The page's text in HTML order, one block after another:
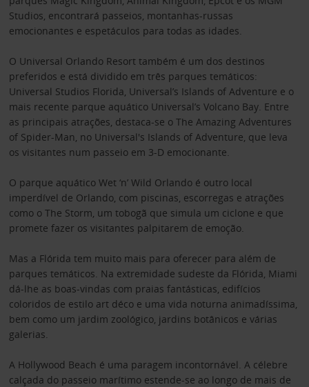
Studios, encontrará passeios, montanhas-russas
emocionantes e espetáculos para todas as idades.
O Universal Orlando Resort também é um dos destinos
preferidos e está dividido em três parques temáticos:
Universal Studios Florida, Universal’s Islands of Adventure e o
mais recente parque aquático Universal’s Volcano Bay. Entre
as principais atrações, destaca-se o The Amazing Adventures
of Spider-Man, no Universal's Islands of Adventure, que leva
os visitantes num passeio em 3-D emocionante.
O parque aquático Wet ‘n’ Wild Orlando é outro local
imperdível de Orlando, com piscinas, escorregas e atrações
como o The Storm, um tobogã que simula um ciclone e que
promete fazer os visitantes palpitarem de emoção.
Mas a Flórida tem muito mais para oferecer para além de
parques temáticos. Na extremidade sudeste da Flórida, Miami
dá-lhe as boas-vindas com praias fantásticas, edifícios
coloridos de estilo art déco e uma vida noturna animadíssima,
bem como um jardim zoológico, jardins botânicos e várias
galerias.
A Hollywood Beach é uma paragem incontornável. A célebre
calçada do passeio marítimo estende-se ao longo de mais de